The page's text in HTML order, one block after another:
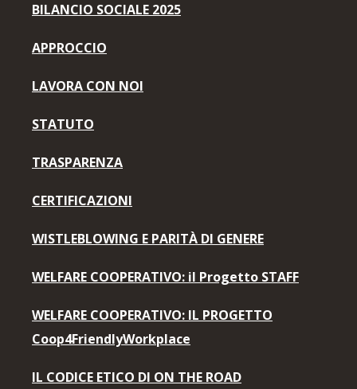
BILANCIO SOCIALE 2025
APPROCCIO
LAVORA CON NOI
STATUTO
TRASPARENZA
CERTIFICAZIONI
WISTLEBLOWING E PARITÀ DI GENERE
WELFARE COOPERATIVO: il Progetto STAFF
WELFARE COOPERATIVO: IL PROGETTO
Coop4FriendlyWorkplace
IL CODICE ETICO DI ON THE ROAD